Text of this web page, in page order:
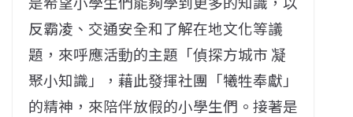
反霸凌、交通安全和了解在地文化等議
題，來呼應活動的主題「偵探方城市 凝
聚小知識」，藉此發揮社團「犧牲奉獻」
的精神，來陪伴放假的小學生們。接著是